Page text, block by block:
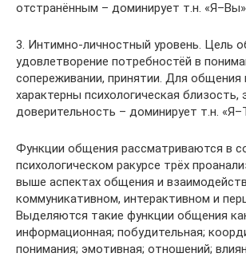
отстранённым – доминирует т.н.
3. Интимно-личностный уровень. Цель
удовлетворение потребностёй в
сопереживании, принятии. Для общения
характерны психологическая близость,
доверительность – доминирует т.н.
Функции общения рассматриваются в
психологическом ракурсе трёх
выше аспектах общения и
коммуникативном, интерактивном и
Выделяются такие функции общения
информационная; побудительная;
понимания; эмотивная; отношений;